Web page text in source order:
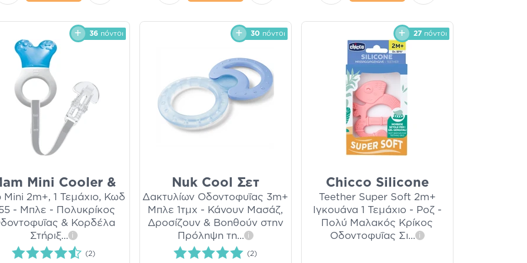
36πόντοι
Mini Cooler &
Mini 2m+, 1 Τεμάχιο, Κωδ
- Μπλε - Πολυκρίκος
& Κορδέλα
Στήριξ... i
(2)
30 πόντοι
Nuk Cool Σετ
Δακτυλίων Οδοντοφυΐας 3m+
Μπλε 1τμχ - Κάνουν Μασάζ,
Δροσίζουν & Βοηθούν στην
Πρόληψη τη... i
(2)
27πόντοι
Chicco Silicone
Teether Super Soft 2m+
Ιγκουάνα 1 Τεμάχιο - Ροζ -
Πολύ Μαλακός Κρίκος
Οδοντοφυΐας Σι... i